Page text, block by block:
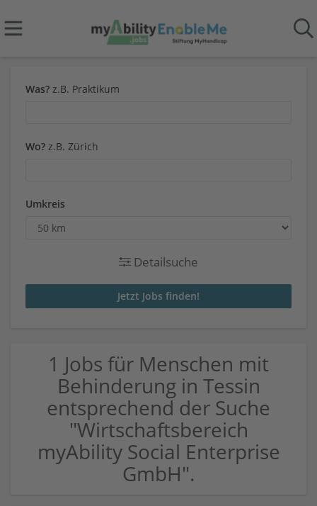
Was? z.B. Praktikum
Wo? z.B. Zürich
Umkreis
Detailsuche
1 Jobs für Menschen mit
Behinderung in Tessin
entsprechend der Suche
"Wirtschaftsbereich
myAbility Social Enterprise
GmbH".